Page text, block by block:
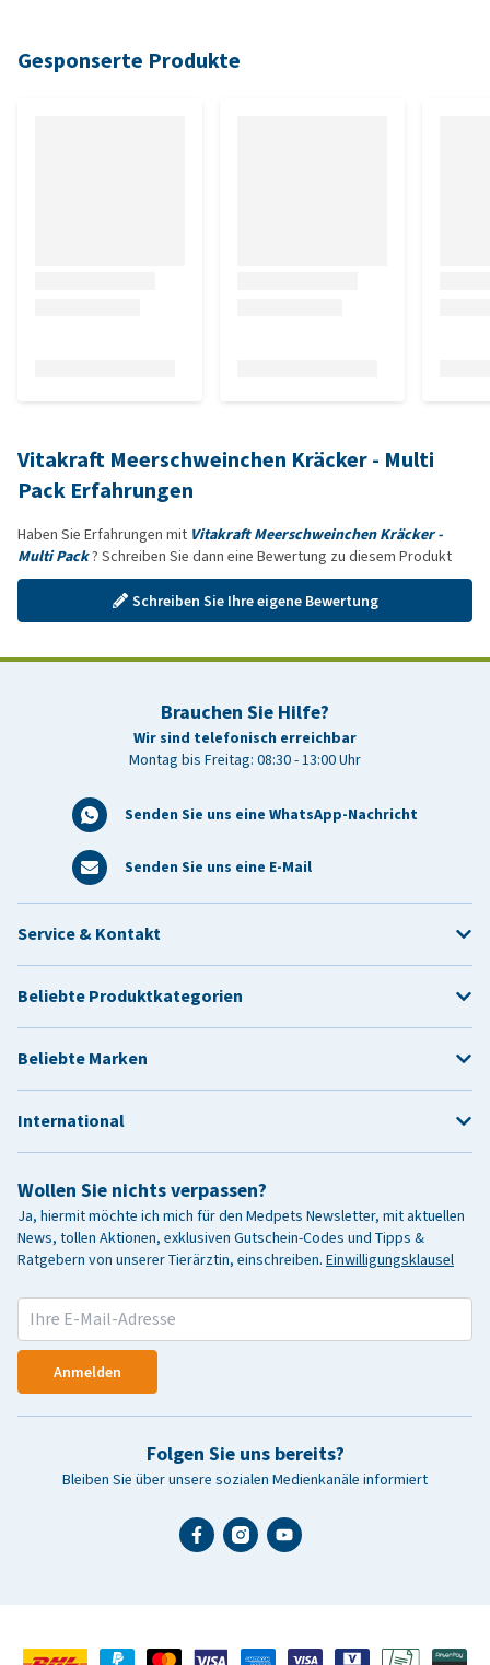
Gesponserte Produkte
Vitakraft Meerschweinchen Kräcker - Multi
Pack Erfahrungen
Haben Sie Erfahrungen mit Vitakraft Meerschweinchen Kräcker -
Multi Pack? Schreiben Sie dann eine Bewertung zu diesem Produkt
Schreiben Sie Ihre eigene Bewertung
Brauchen Sie Hilfe?
Wir sind telefonisch erreichbar
Montag bis Freitag: 08:30 - 13:00 Uhr
Senden Sie uns eine WhatsApp-Nachricht
Senden Sie uns eine E-Mail
Wollen Sie nichts verpassen?
Ja, hiermit möchte ich mich für den Medpets Newsletter, mit aktuellen
News, tollen Aktionen, exklusiven Gutschein-Codes und Tipps &
Ratgebern von unserer Tierärztin, einschreiben. Einwilligungsklausel
Anmelden
Folgen Sie uns bereits?
Bleiben Sie über unsere sozialen Medienkanäle informiert
Service & Kontakt
Beliebte Produktkategorien
Beliebte Marken
International